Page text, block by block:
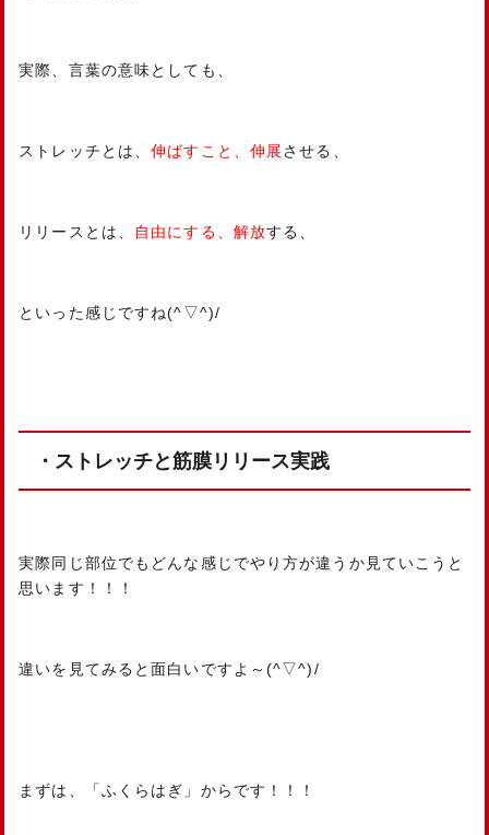
実際、言葉の意味としても、
ストレッチとは、伸ばすこと、伸展させる、
リリースとは、 自由にする、解放する、
といった感じですね(^▽^)/
・ストレッチと筋膜リリース実践
実際同じ部位でもどんな感じでやり方が違うか見ていこうと
思います！！！
違いを見てみると面白いですよ～(^▽^)/
まずは、「ふくらはぎ」からです！！！